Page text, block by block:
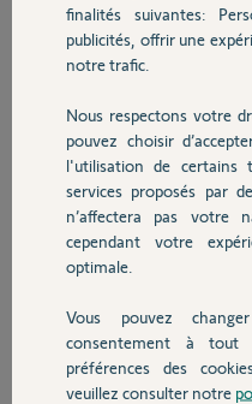
finalités suivantes:
publicités, offrir une
notre trafic.
Nous respectons votre
pouvez choisir
l'utilisation de certains
services proposés par
n’affectera pas votre
cependant votre
optimale.
Vous pouvez
consentement à
préférences des
veuillez consulter notre